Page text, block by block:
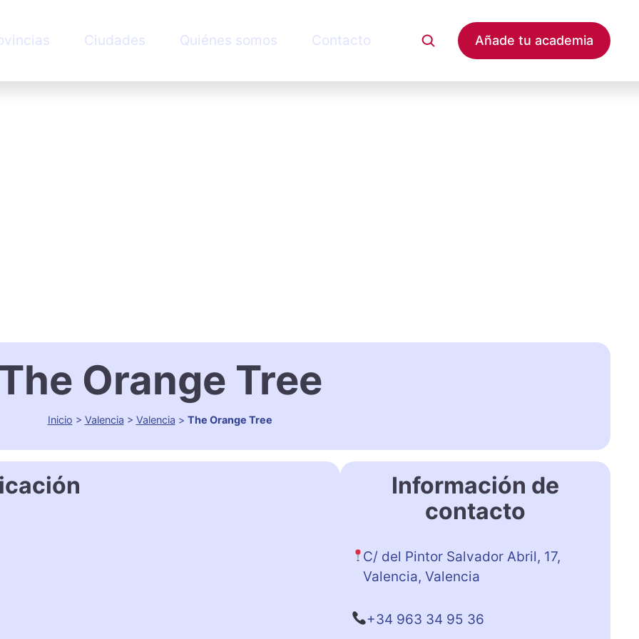
Ciudades Quiénes somos Contacto Añade tu academia
Orange Tree
Inicio > Valencia > Valencia > The Orange Tree
Información de
contacto
C/ del Pintor Salvador Abril, 17,
Valencia, Valencia
+34 963 34 95 36